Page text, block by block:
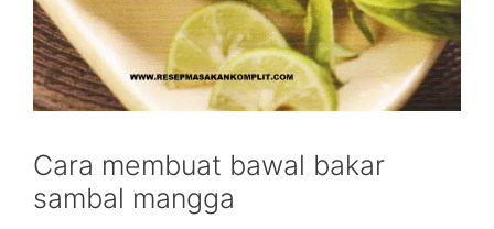
Cara membuat bawal bakar
sambal mangga